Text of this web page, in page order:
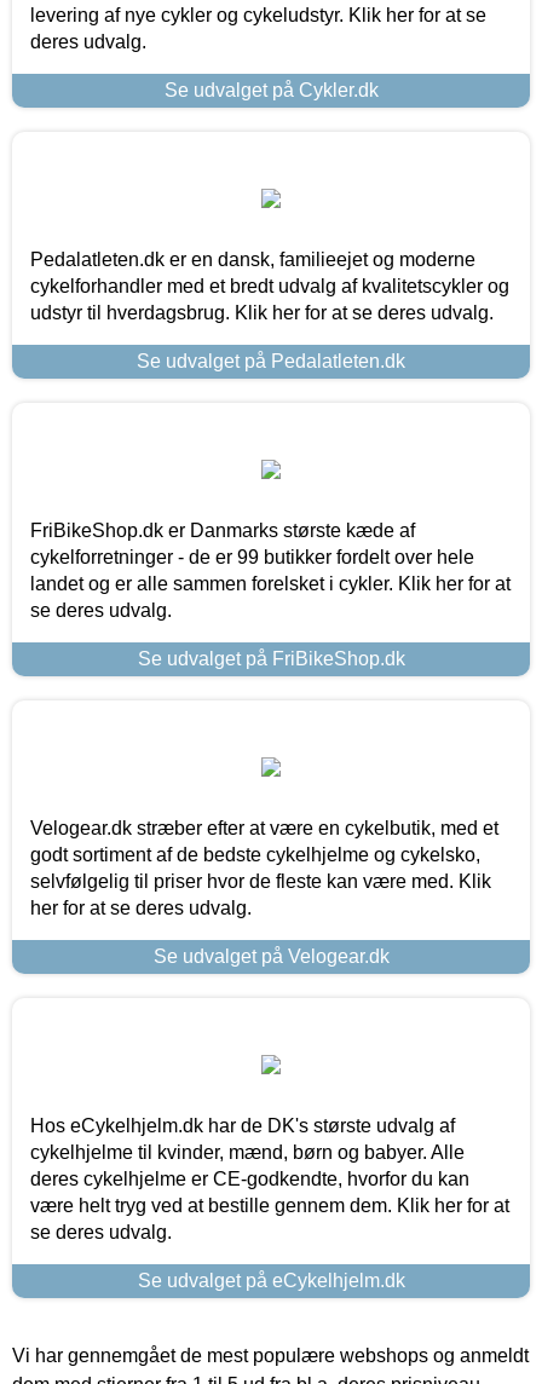
levering af nye cykler og cykeludstyr. Klik her for at se
deres udvalg.
Se udvalget på Cykler.dk
Pedalatleten.dk er en dansk, familieejet og moderne
cykelforhandler med et bredt udvalg af kvalitetscykler og
udstyr til hverdagsbrug. Klik her for at se deres udvalg.
Se udvalget på Pedalatleten.dk
FriBikeShop.dk er Danmarks største kæde af
cykelforretninger - de er 99 butikker fordelt over hele
landet og er alle sammen forelsket i cykler. Klik her for at
se deres udvalg.
Se udvalget på FriBikeShop.dk
Velogear.dk stræber efter at være en cykelbutik, med et
godt sortiment af de bedste cykelhjelme og cykelsko,
selvfølgelig til priser hvor de fleste kan være med. Klik
her for at se deres udvalg.
Se udvalget på Velogear.dk
Hos eCykelhjelm.dk har de DK's største udvalg af
cykelhjelme til kvinder, mænd, børn og babyer. Alle
deres cykelhjelme er CE-godkendte, hvorfor du kan
være helt tryg ved at bestille gennem dem. Klik her for at
se deres udvalg.
Se udvalget på eCykelhjelm.dk
Vi har gennemgået de mest populære webshops og anmeldt